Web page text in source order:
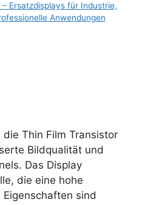
– Ersatzdisplays für Industrie,
Anwendungen
Thin Film Transistor
Bildqualität und
Das Display
die eine hohe
sind